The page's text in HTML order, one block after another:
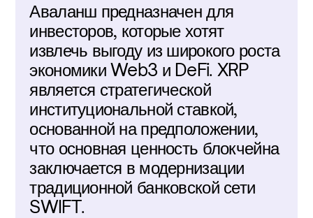
Аваланш предназначен для
инвесторов, которые хотят
извлечь выгоду из широкого роста
экономики Web3 и DeFi. XRP
является стратегической
институциональной ставкой,
основанной на предположении,
что основная ценность блокчейна
заключается в модернизации
традиционной банковской сети
SWIFT.